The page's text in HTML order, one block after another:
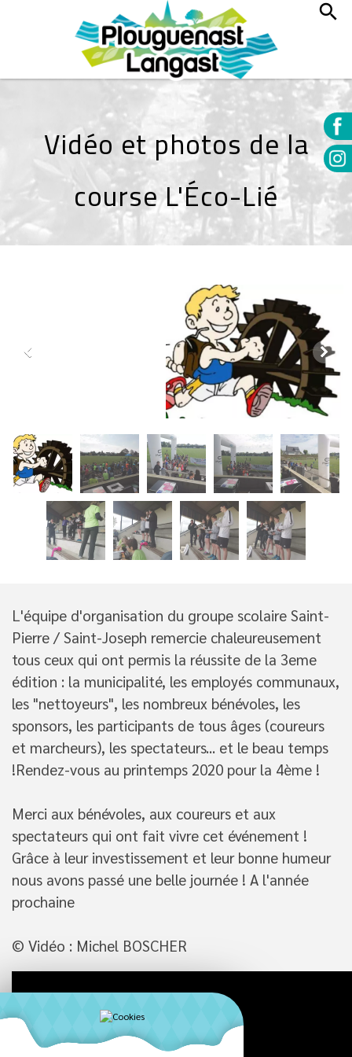
Vidéo et photos de la
course L'Éco-Lié
L'équipe d'organisation du groupe scolaire Saint-
Pierre / Saint-Joseph remercie chaleureusement
tous ceux qui ont permis la réussite de la 3eme
édition : la municipalité, les employés communaux,
les "nettoyeurs", les nombreux bénévoles, les
sponsors, les participants de tous âges (coureurs
et marcheurs), les spectateurs... et le beau temps
!Rendez-vous au printemps 2020 pour la 4ème !
Merci aux bénévoles, aux coureurs et aux
spectateurs qui ont fait vivre cet événement !
Grâce à leur investissement et leur bonne humeur
nous avons passé une belle journée ! A l'année
prochaine
© Vidéo : Michel BOSCHER